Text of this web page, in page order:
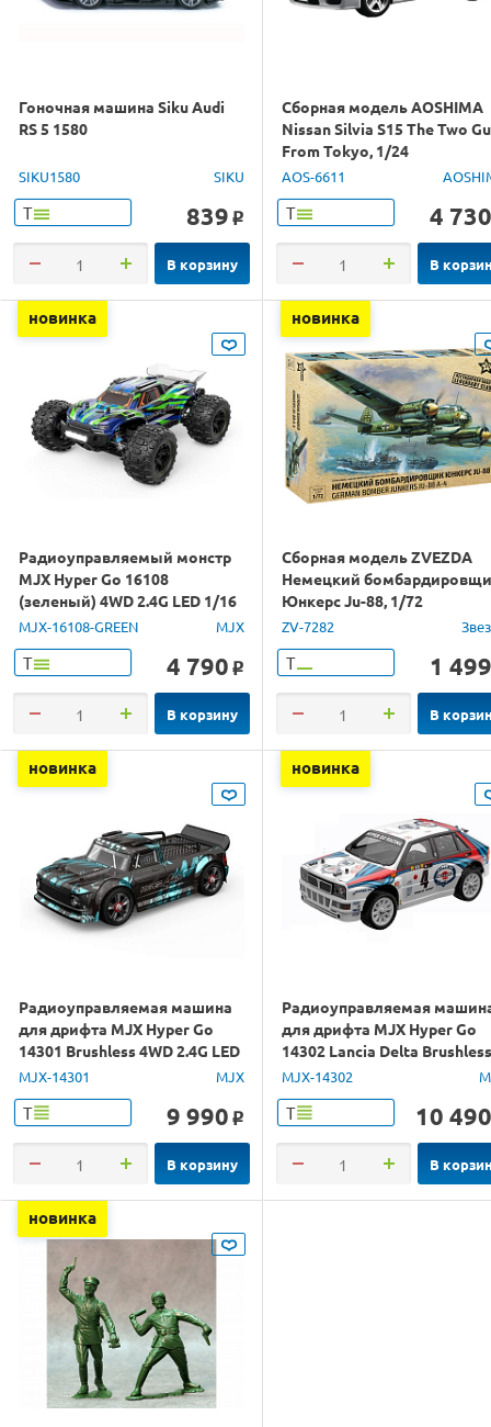
Гоночная машина Siku Audi
RS 5 1580
SIKU1580 SIKU
Т 839 o
В корзину
Сборная модель AOSHIMA
Nissan Silvia S15 The Two
From Tokyo, 1/24
AOS-6611
Т 4 730
В
новинка
Радиоуправляемый монстр
MJX Hyper Go 16108
(зеленый) 4WD 2.4G LED 1/16
RTR
MJX-16108-GREEN MJX
Т 4 790 o
В корзину
новинка
Сборная модель ZVEZDA
Немецкий
Юнкерс Ju-88, 1/72
ZV-7282
Т 1 499
В
новинка
Радиоуправляемая машина
для дрифта MJX Hyper Go
14301 Brushless 4WD 2.4G LED
1/14 RTR
MJX-14301 MJX
Т 9 990 o
В корзину
новинка
Радиоуправляемая
для дрифта MJX Hyper Go
14302 Lancia Delta Brushless
4WD 2.4G LED 1/14 RTR
MJX-14302
Т 10 490
В
новинка